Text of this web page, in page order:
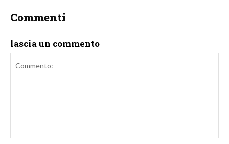
Commenti
lascia un commento